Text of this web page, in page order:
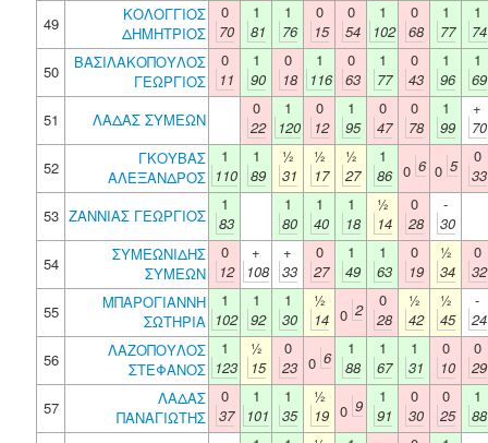
49
ΚΟΛΟΓΓΙΟΣ
ΔΗΜΗΤΡΙΟΣ
0
70
1
81
1
76
0
15
0
54
1
102
0
68
1
77
1
74
50
ΒΑΣΙΛΑΚΟΠΟΥΛΟΣ
ΓΕΩΡΓΙΟΣ
0
11
1
90
0
18
1
116
0
63
1
77
0
43
1
96
1
69
51
ΛΑΔΑΣ ΣΥΜΕΩΝ
0
22
1
120
0
12
1
95
0
47
0
78
1
99
+
70
52
ΓΚΟΥΒΑΣ
ΑΛΕΞΑΝΔΡΟΣ
1
110
1
89
½
31
½
17
½
27
1
86 0 6 0 5
0
33
53 ΖΑΝΝΙΑΣ ΓΕΩΡΓΙΟΣ
1
83
1
80
1
40
1
18
½
14
0
28
-
30
54
ΣΥΜΕΩΝΙΔΗΣ
ΣΥΜΕΩΝ
0
12
+
108
+
33
0
27
1
49
1
63
0
19
½
34
0
32
55
ΜΠΑΡΟΓΙΑΝΝΗ
ΣΩΤΗΡΙΑ
1
102
1
92
1
30
½
14 0 2
0
28
½
42
½
45
-
24
56
ΛΑΖΟΠΟΥΛΟΣ
ΣΤΕΦΑΝΟΣ
1
123
½
15
0
23 0 6
1
88
1
67
1
31
0
10
0
29
57
ΛΑΔΑΣ
ΠΑΝΑΓΙΩΤΗΣ
0
37
1
101
1
35
½
19 0 9
1
91
0
30
0
25
1
88